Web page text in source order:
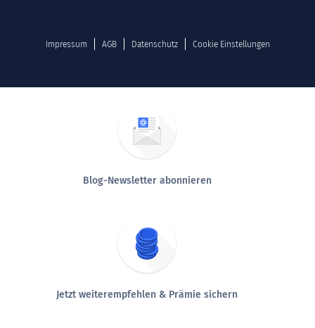
Impressum AGB Datenschutz Cookie Einstellungen
Blog-Newsletter abonnieren
Jetzt weiterempfehlen & Prämie sichern